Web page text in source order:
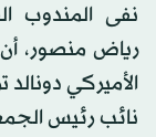
نفى المندوب
رياض منصور،
الأميركي
نائب رئيس